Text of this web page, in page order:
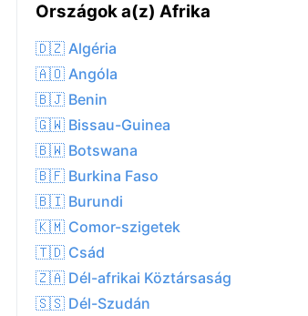
Országok a(z) Afrika
🇩🇿 Algéria
🇦🇴 Angóla
🇧🇯 Benin
🇬🇼 Bissau-Guinea
🇧🇼 Botswana
🇧🇫 Burkina Faso
🇧🇮 Burundi
🇰🇲 Comor-szigetek
🇹🇩 Csád
🇿🇦 Dél-afrikai Köztársaság
🇸🇸 Dél-Szudán